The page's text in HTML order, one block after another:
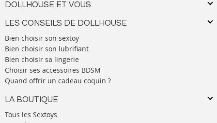
DOLLHOUSE ET VOUS
LES CONSEILS DE DOLLHOUSE
Bien choisir son sextoy
Bien choisir son lubrifiant
Bien choisir sa lingerie
Choisir ses accessoires BDSM
Quand offrir un cadeau coquin ?
LA BOUTIQUE
Tous les Sextoys